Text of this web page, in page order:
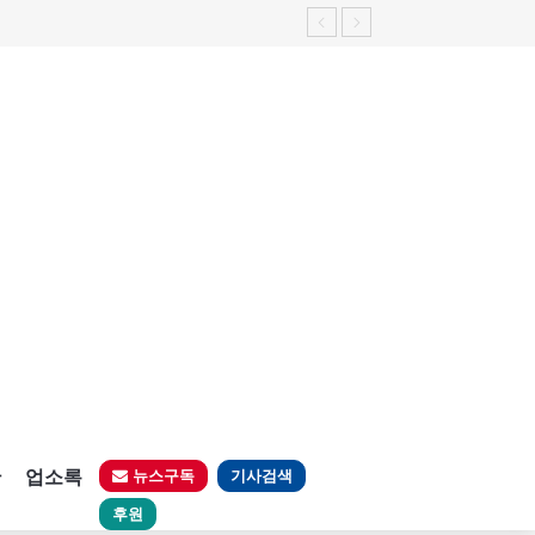
업소록 뉴스구독 기사검색
후원